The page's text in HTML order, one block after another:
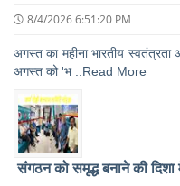
8/4/2026 6:51:20 PM
अगस्त का महीना भारतीय
अगस्त को 'भ ..Read More
संगठन को समृद्ध बनाने की दिशा